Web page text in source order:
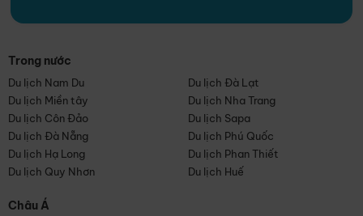
Trong nước
Du lịch Nam Du
Du lịch Đà Lạt
Du lịch Miền tây
Du lịch Nha Trang
Du lịch Côn Đảo
Du lịch Sapa
Du lịch Đà Nẵng
Du lịch Phú Quốc
Du lịch Hạ Long
Du lịch Phan Thiết
Du lịch Quy Nhơn
Du lịch Huế
Châu Á